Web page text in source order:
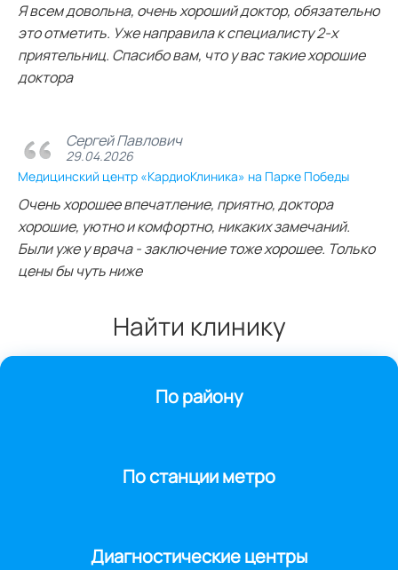
Я всем довольна, очень хороший доктор, обязательно
это отметить. Уже направила к специалисту 2-х
приятельниц. Спасибо вам, что у вас такие хорошие
доктора
Сергей Павлович
29.04.2026
Медицинский центр «КардиоКлиника» на Парке Победы
Очень хорошее впечатление, приятно, доктора
хорошие, уютно и комфортно, никаких замечаний.
Были уже у врача - заключение тоже хорошее. Только
цены бы чуть ниже
Найти клинику
По району
По станции метро
Диагностические центры